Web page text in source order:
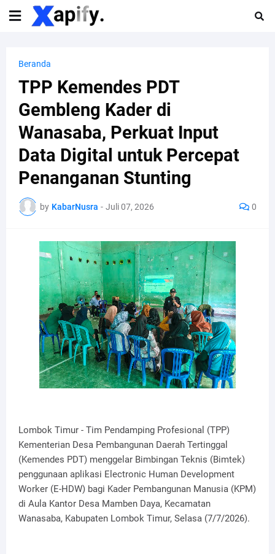
Beranda
TPP Kemendes PDT
Gembleng Kader di
Wanasaba, Perkuat Input
Data Digital untuk Percepat
Penanganan Stunting
by KabarNusra - Juli 07, 2026 0
Lombok Timur - Tim Pendamping Profesional (TPP)
Kementerian Desa Pembangunan Daerah Tertinggal
(Kemendes PDT) menggelar Bimbingan Teknis (Bimtek)
penggunaan aplikasi Electronic Human Development
Worker (E-HDW) bagi Kader Pembangunan Manusia (KPM)
di Aula Kantor Desa Mamben Daya, Kecamatan
Wanasaba, Kabupaten Lombok Timur, Selasa (7/7/2026).